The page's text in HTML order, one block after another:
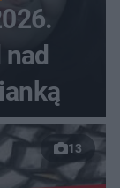
13